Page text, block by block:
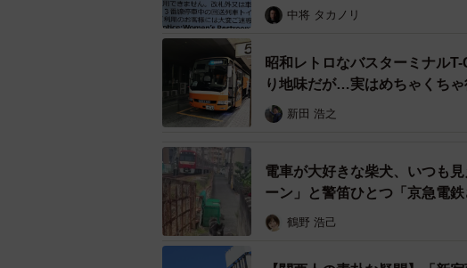
かける車両」にふさわしい塗装「Re Vermilion
昭和から平成にかけて見られた8000系「赤胴
一刻も早く見たいものです。
中将 タカノリ
昭和レトロなバスターミナル
り地味だが…実はめちゃくち
新田 浩之
電車が大好きな柴犬、いつも
ーン」と警笛ひとつ「京急電鉄
鶴野 浩己